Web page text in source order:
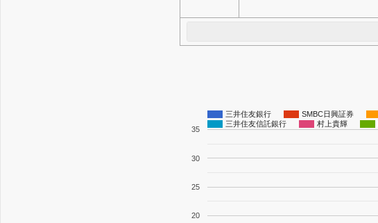
三井住友銀行 SMBC日興証券
三井住友信託銀行
村上貴輝
20
25
30
35